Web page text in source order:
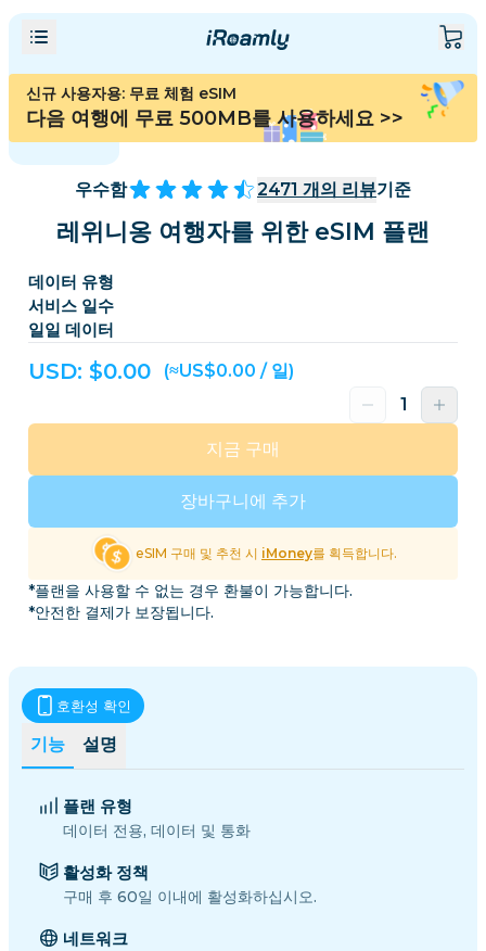
신규 사용자용: 무료 체험 eSIM
다음 여행에 무료 500MB를 사용하세요 >>
우수함 2471 개의 리뷰기준
레위니옹 여행자를 위한 eSIM 플랜
데이터 유형
서비스 일수
일일 데이터
USD: $0.00 (≈US$0.00 / 일)
장바구니에 추가
지금 구매
eSIM 구매 및 추천 시 iMoney를 획득합니다.
*플랜을 사용할 수 없는 경우 환불이 가능합니다.
*안전한 결제가 보장됩니다.
기능 설명
호환성 확인
플랜 유형
데이터 전용, 데이터 및 통화
활성화 정책
구매 후 60일 이내에 활성화하십시오.
네트워크